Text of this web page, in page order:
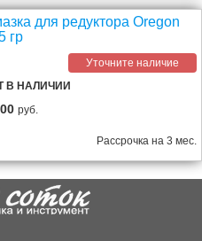
для редуктора Oregon
гр
Уточните наличие
В НАЛИЧИИ
руб.
Рассрочка на 3 мес.